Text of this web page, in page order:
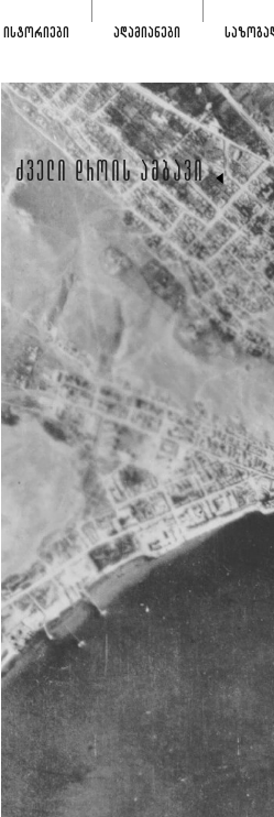
ᲘᲡᲢᲝᲠᲘᲔᲑᲘ ᲐᲓᲐᲛᲘᲐᲜᲔᲑᲘ
ᲫᲕᲔᲚᲘ ᲓᲠᲝᲘᲡ ᲐᲛᲑᲐᲕᲘ